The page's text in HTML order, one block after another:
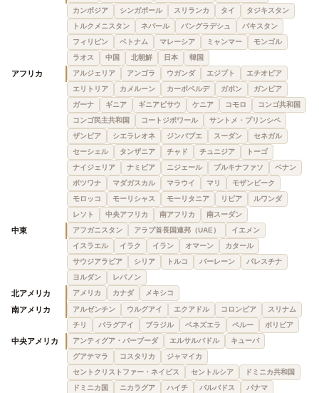
カンボジア
シンガポール スリランカ タイ
タジキスタン
トルクメニスタン
ネパール バングラデシュ
パキスタン
フィリピン
ベトナム マレーシア ミャンマー
モンゴル
ラオス
中国 北朝鮮 日本 韓国
アフリカ アルジェリア アンゴラ ウガンダ エジプト
エチオピア
エリトリア
カメルーン カーボベルデ ガボン
ガンビア
ガーナ
ギニア ギニアビサウ ケニア コモロ
コンゴ共和国
コンゴ民主共和国
コートジボワール
サントメ・プリンシペ
ザンビア
シエラレオネ ジンバブエ スーダン
セネガル
セーシェル
タンザニア チャド チュニジア
トーゴ
ナイジェリア
ナミビア ニジェール ブルキナファソ
ベナン
ボツワナ
マダガスカル マラウイ マリ
モザンビーク
モロッコ
モーリシャス モーリタニア リビア
ルワンダ
レソト
中央アフリカ 南アフリカ 南スーダン
中東 アフガニスタン アラブ首長国連邦（UAE）
イエメン
イスラエル
イラク イラン オマーン
カタール
サウジアラビア
シリア トルコ バーレーン
パレスチナ
ヨルダン
レバノン
北アメリカ アメリカ カナダ メキシコ
南アメリカ アルゼンチン ウルグアイ エクアドル コロンビア
スリナム
チリ
パラグアイ ブラジル ベネズエラ ペルー ボリビア
中央アメリカ アンティグア・バーブーダ エルサルバドル
キューバ
グアテマラ
コスタリカ
ジャマイカ
セントクリストファー・ネイビス
セントルシア
ドミニカ共和国
ドミニカ国
ニカラグア ハイチ バルバドス パナマ